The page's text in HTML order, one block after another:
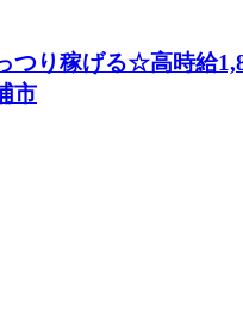
つり稼げる☆高時給
市